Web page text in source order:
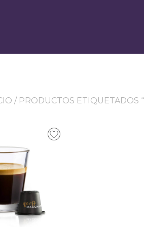
/ PRODUCTOS ETIQUETADOS